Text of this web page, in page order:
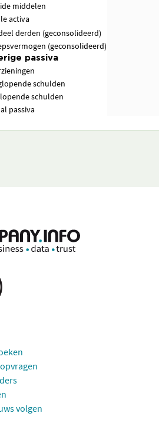
middelen
activa
derden (geconsolideerd)
(geconsolideerd)
passiva
schulden
schulden
passiva
volgen